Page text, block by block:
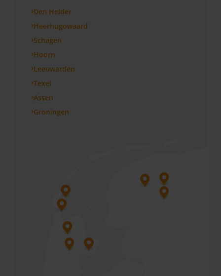
Den Helder
Heerhugowaard
Schagen
Hoorn
Leeuwarden
Texel
Assen
Groningen